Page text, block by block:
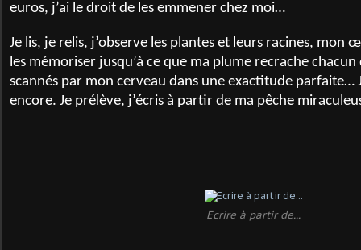
euros, j’ai le droit de les emmener chez moi…
Je lis, je relis, j’observe les plantes et leurs racines, mon
les mémoriser jusqu’à ce que ma plume recrache
scannés par mon cerveau dans une exactitude parfaite…
encore. Je prélève, j’écris à partir de ma pêche
Ecrire à partir de...